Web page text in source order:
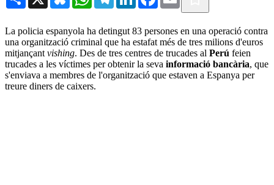
La policia espanyola ha detingut 83 persones en una operació contra
una organització criminal que ha estafat més de tres milions d'euros
mitjançant vishing. Des de tres centres de trucades al Perú feien
trucades a les víctimes per obtenir la seva informació bancària, que
s'enviava a membres de l'organització que estaven a Espanya per
treure diners de caixers.